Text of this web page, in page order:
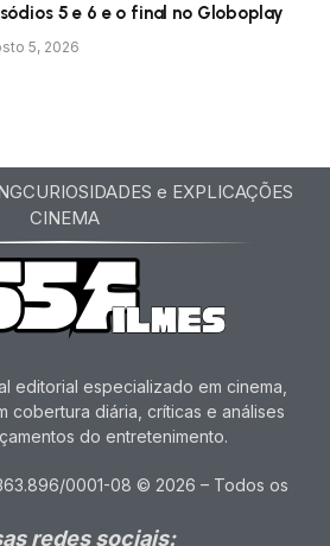
5 e 6 e o final no Globoplay
5, 2026
CURIOSIDADES e EXPLICAÇÕES
CINEMA
editorial especializado em cinema,
cobertura diária, críticas e análises
do entretenimento.
0001-08 © 2026 – Todos os
redes sociais: